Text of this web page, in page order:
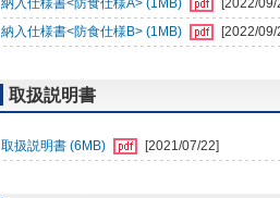
納入仕様書<防食仕様B> (1MB)
[2022/09/
取扱説明書
取扱説明書 (6MB) [2021/07/22]